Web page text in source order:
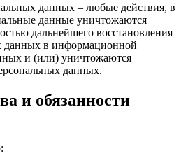
данных – любые действия, в
данные уничтожаются
дальнейшего восстановления
данных в информационной
и (или) уничтожаются
данных.
и обязанности